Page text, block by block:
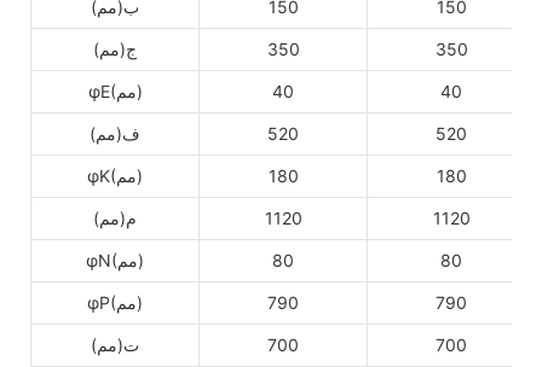
ب(مم) 150 150
ج(مم) 350 350
φE(مم) 40 40
ف(مم) 520 520
φK(مم) 180 180
م(مم) 1120 1120
φN(مم) 80 80
φP(مم) 790 790
ت(مم) 700 700